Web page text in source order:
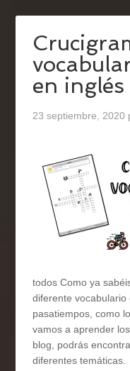
en inglés
23 septiembre, 2020
todos Como ya
diferente
pasatiempos, como
vamos a aprender
blog, podrás
diferentes temáticas.